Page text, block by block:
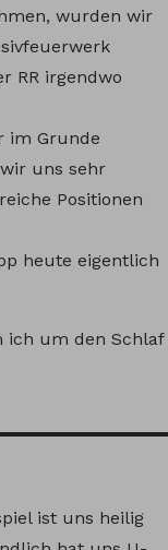
wurden wir
RR irgendwo
im Grunde
uns sehr
Positionen
heute eigentlich
ich um den Schlaf
ist uns heilig